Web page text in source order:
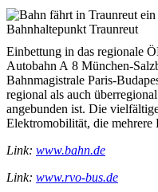
Bahnhaltepunkt Traunreut
Einbettung in das regionale
Autobahn A 8 München-
Bahnmagistrale Paris-
regional als auch
angebunden ist. Die
Elektromobilität, die mehrere
Link: www.bahn.de
Link: www.rvo-bus.de